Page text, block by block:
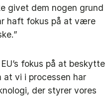
givet dem nogen grund
haft fokus på at være
fokus på at beskytte
vi i processen har
der styrer vores